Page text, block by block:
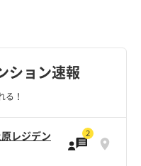
ション速報
る！
レジデン
2